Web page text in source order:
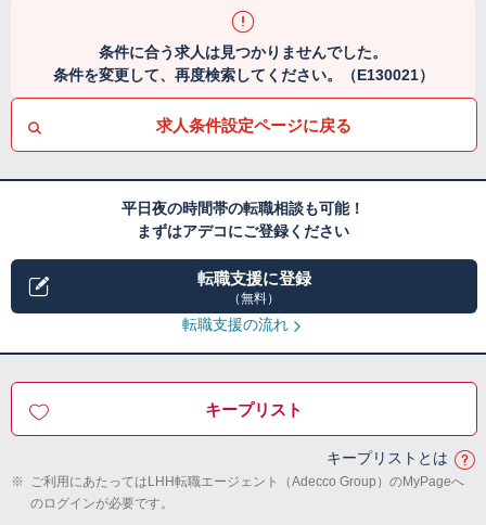
条件に合う求人は見つかりませんでした。
条件を変更して、再度検索してください。（E130021）
求人条件設定ページに戻る
平日夜の時間帯の転職相談も可能！
まずはアデコにご登録ください
転職支援に登録
（無料）
転職支援の流れ
キープリスト
キープリストとは
※ ご利用にあたってはLHH転職エージェント（Adecco Group）のMyPageへ
のログインが必要です。